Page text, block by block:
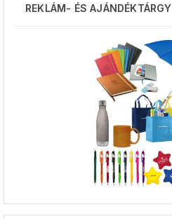
REKLÁM- ÉS AJÁNDÉKTÁRGY